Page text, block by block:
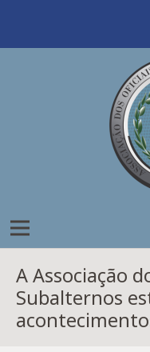
A Associação
Subalternos